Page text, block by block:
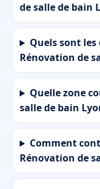
de salle de bain
Quels sont
Rénovation de
Quelle zone
salle de bain
Comment
Rénovation de